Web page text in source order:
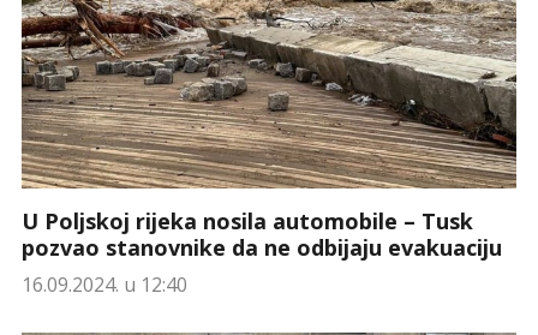
U Poljskoj rijeka nosila automobile – Tusk
pozvao stanovnike da ne odbijaju evakuaciju
16.09.2024. u 12:40